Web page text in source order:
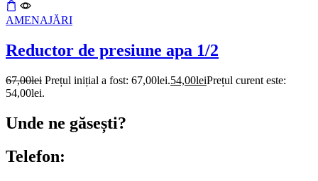
AMENAJĂRI
Reductor de presiune apa 1/2
67,00lei Prețul inițial a fost: 67,00lei.54,00leiPrețul curent este:
54,00lei.
Unde ne găsești?
Telefon: